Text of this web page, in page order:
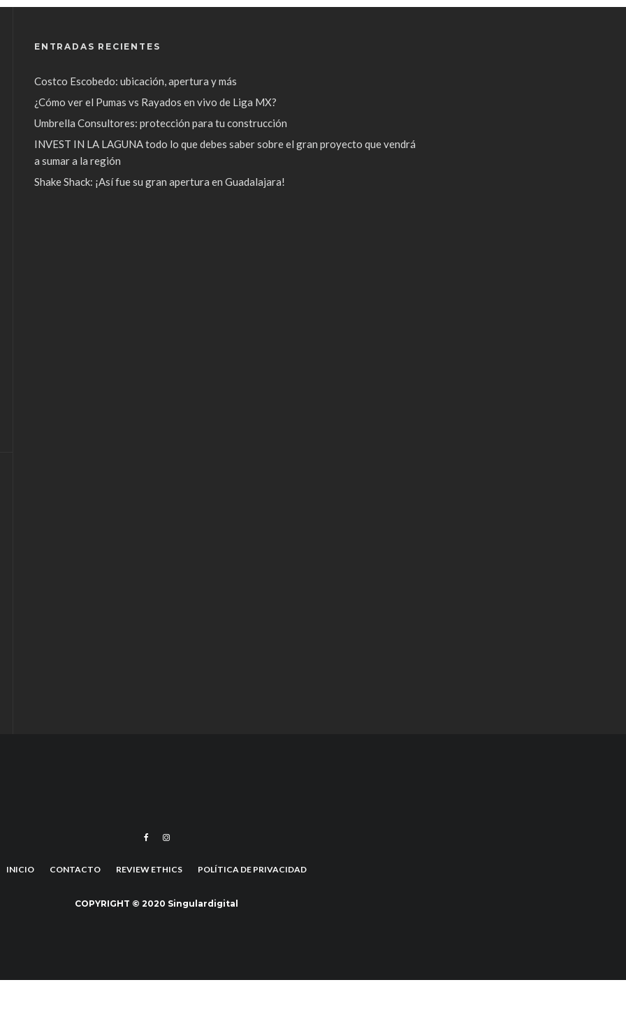
ENTRADAS RECIENTES
Costco Escobedo: ubicación, apertura y más
¿Cómo ver el Pumas vs Rayados en vivo de Liga MX?
Umbrella Consultores: protección para tu construcción
INVEST IN LA LAGUNA todo lo que debes saber sobre el gran proyecto que vendrá
a sumar a la región
Shake Shack: ¡Así fue su gran apertura en Guadalajara!
INICIO CONTACTO REVIEW ETHICS POLÍTICA DE PRIVACIDAD
COPYRIGHT © 2020 Singulardigital